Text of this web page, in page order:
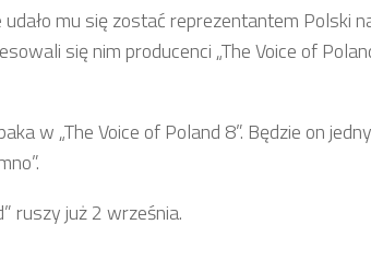
mu się zostać reprezentantem Polski
się nim producenci „The Voice of
w „The Voice of Poland 8”. Będzie on
ruszy już 2 września.